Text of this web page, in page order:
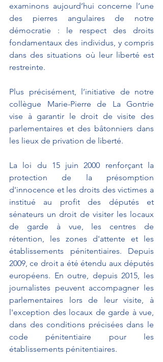
examinons aujourd’hui concerne l’une
des pierres angulaires de notre
démocratie : le respect des droits
fondamentaux des individus, y compris
dans des situations où leur liberté est
restreinte.
Plus précisément, l’initiative de notre
collègue Marie-Pierre de La Gontrie
vise à garantir le droit de visite des
parlementaires et des bâtonniers dans
les lieux de privation de liberté.
La loi du 15 juin 2000 renforçant la
protection de la présomption
d'innocence et les droits des victimes a
institué au profit des députés et
sénateurs un droit de visiter les locaux
de garde à vue, les centres de
rétention, les zones d'attente et les
établissements pénitentiaires. Depuis
2009, ce droit a été étendu aux députés
européens. En outre, depuis 2015, les
journalistes peuvent accompagner les
parlementaires lors de leur visite, à
l'exception des locaux de garde à vue,
dans des conditions précisées dans le
code pénitentiaire pour les
établissements pénitentiaires.